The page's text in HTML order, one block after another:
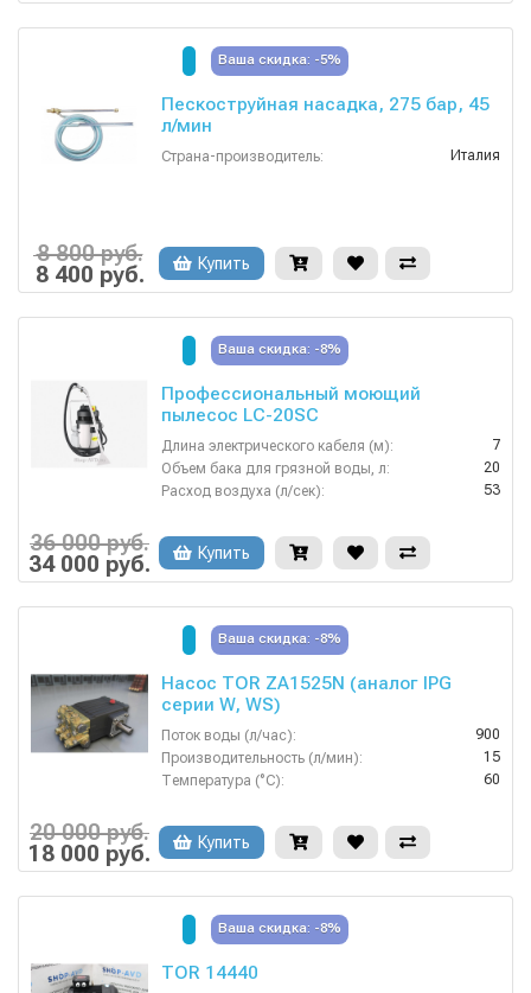
Ваша скидка: -5%
Пескоструйная насадка, 275 бар, 45
л/мин
Страна-производитель: Италия
8 800 руб.
8 400 руб. Купить
Ваша скидка: -8%
Профессиональный моющий
пылесос LC-20SC
Длина электрического кабеля (м):
7
Объем бака для грязной воды, л:
20
Расход воздуха (л/сек):
53
Уровень шума (дБ):
36 000 руб.
34 000 руб. Купить
Ваша скидка: -8%
Насос TOR ZA1525N (аналог IPG
серии W, WS)
Поток воды (л/час):
900
Производительность (л/мин):
15
Температура (°C):
60
Обороты двигателя (об/мин):
20 000 руб.
18 000 руб. Купить
Ваша скидка: -8%
TOR 14440